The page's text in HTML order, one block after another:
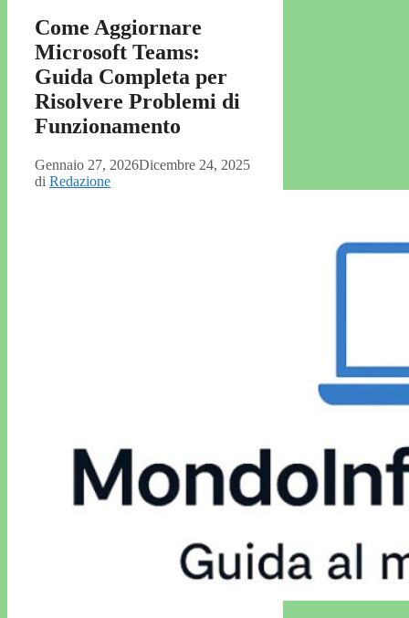
Come Aggiornare
Microsoft Teams:
Guida Completa per
Risolvere Problemi di
Funzionamento
Gennaio 27, 2026Dicembre 24, 2025
di Redazione